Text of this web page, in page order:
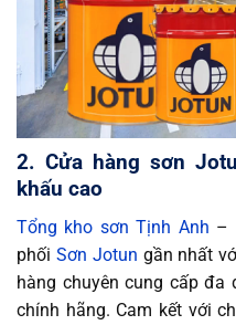
2. Cửa hàng sơn
khấu cao
Tổng kho sơn Tịnh Anh –
phối Sơn Jotun gần nhất
hàng chuyên cung cấp đa
chính hãng. Cam kết với